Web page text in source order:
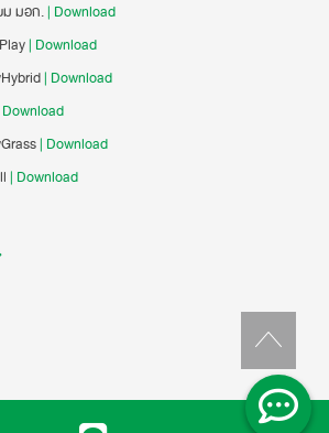
ม มอก.| Download
| Download
| Download
| Download
| Download